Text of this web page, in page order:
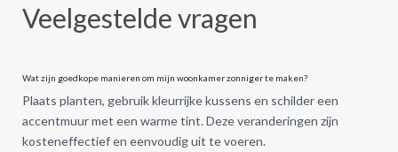
Veelgestelde vragen
Wat zijn goedkope manieren om mijn woonkamer zonniger te maken?
Plaats planten, gebruik kleurrijke kussens en schilder een
accentmuur met een warme tint. Deze veranderingen zijn
kosteneffectief en eenvoudig uit te voeren.